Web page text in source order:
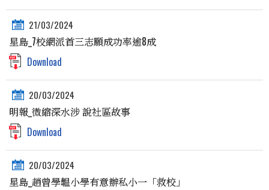
21/03/2024
星島_7校網派首三志願成功率逾8成
Download
20/03/2024
明報_微縮深水涉 說社區故事
Download
20/03/2024
星島_趙曾學韞小學有意辦私小一「救校」